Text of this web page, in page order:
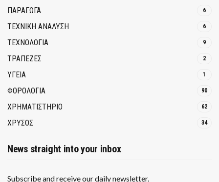
ΠΑΡΑΓΩΓΑ 6
ΤΕΧΝΙΚΗ ΑΝΑΛΥΣΗ 6
ΤΕΧΝΟΛΟΓΙΑ 9
ΤΡΆΠΕΖΕΣ 2
ΥΓΕΙΑ 1
ΦΟΡΟΛΟΓΙΑ 90
ΧΡΗΜΑΤΙΣΤΗΡΙΟ 62
ΧΡΥΣΟΣ 34
News straight into your inbox
Subscribe and receive our daily newsletter.